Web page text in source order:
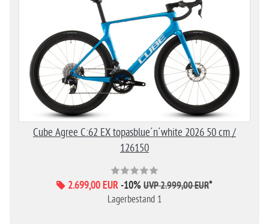
Cube Agree C:62 EX topasblue´n´white 2026 50 cm /
126150
2.699,00 EUR-10% UVP 2.999,00 EUR*
Lagerbestand 1